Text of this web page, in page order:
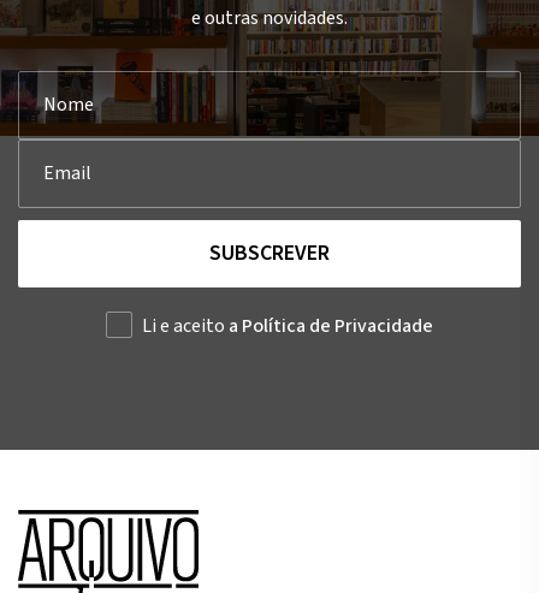
e outras novidades.
SUBSCREVER
Li e aceito a Política de Privacidade